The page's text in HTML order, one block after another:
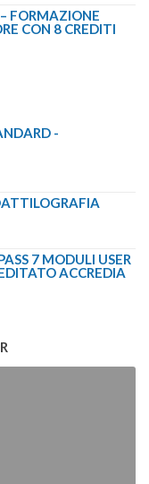
FORMAZIONE
CON 8 CREDITI
-
7 MODULI USER
ACCREDIA